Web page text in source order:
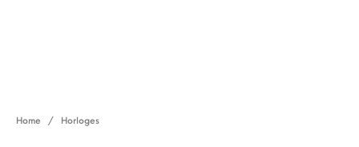
Home / Horloges